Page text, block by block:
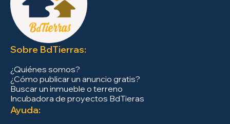
Sobre BdTierras:
¿Quiénes somos?
¿Cómo publicar un anuncio gratis?
Buscar un inmueble o terreno
Incubadora de proyectos BdTieras
Ayuda: